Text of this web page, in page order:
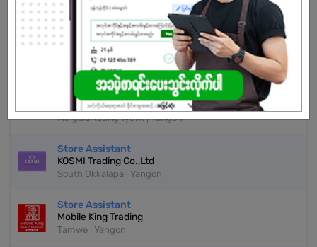
REGISTER NOW!
More Similar Jobs
Warehouse Supervisor
Beautylink
Mingalartaungnyunt | Yangon
Store Assistant
KOSMI Trading Co.,Ltd
South Okkalapa | Yangon
Store Assistant
Mobile King Trading
Tamwe | Yangon